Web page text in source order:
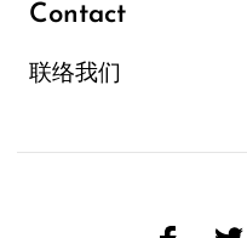
Contact
联络我们